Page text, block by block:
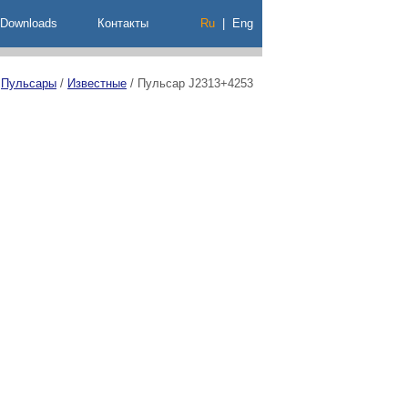
Downloads Контакты Ru Eng
Пульсары / Известные / Пульсар J2313+4253